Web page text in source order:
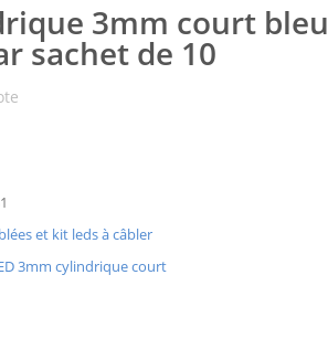
3mm court
sachet de 10
et kit leds à câbler
3mm cylindrique court